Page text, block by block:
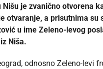
Nišu je zvanično otvorena
otvaranje, a prisutnima
u ime Zeleno-levog
Niša.
odnosno Zeleno-levi